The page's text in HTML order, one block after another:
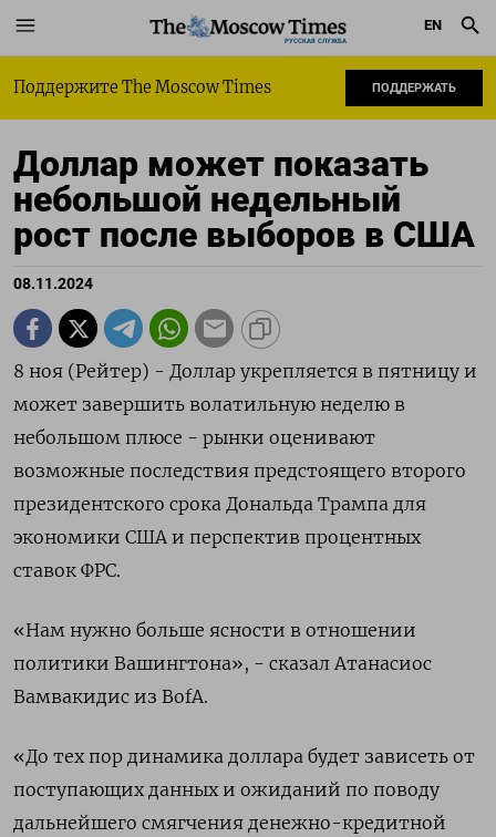
РУССКАЯ СЛУЖБА
EN
Поддержите The Moscow Times ПОДДЕРЖАТЬ
Доллар может показать
небольшой недельный
рост после выборов в США
08.11.2024
8 ноя (Рейтер) - Доллар укрепляется в пятницу и
может завершить волатильную неделю в
небольшом плюсе - рынки оценивают
возможные последствия предстоящего второго
президентского срока Дональда Трампа для
экономики США и перспектив процентных
ставок ФРС.
«Нам нужно больше ясности в отношении
политики Вашингтона», - сказал Атанасиос
Вамвакидис из BofA.
«До тех пор динамика доллара будет зависеть от
поступающих данных и ожиданий по поводу
дальнейшего смягчения денежно-кредитной